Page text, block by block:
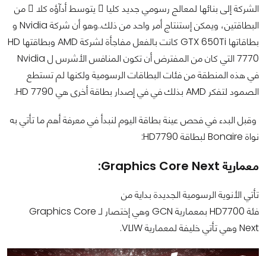
الشركة إلى بنائها لمعالج رسومي جديد كليا ً يتوسط أدآؤه كلا ً من
البطاقتين، ويمكن إستنتاج أمر واحد من ذلك..وهو أن شركة Nvidia و
بطاقاتها GTX 650Ti كانت بالفعل مفاجأة لشركة AMD وبطاقتها HD
7770 التي كان من المفترض أن تكون المنافس الأشرس ل Nvidia
في هذه المنطقة من فئات البطاقات الرسومية ولكنها لم تستطع
الصمود لتفكر AMD بذلك في في إصدار بطاقة أخرى هي HD 7790.
وقبل البدء في فحص عينة بطاقة اليوم لنبدأ في معرفة أهم ما تأتي به
نواة Bonaire لبطاقة HD7790:
معمارية Graphics Core Next:
تأتي الأنوية الرسومية الجديدة بداية من
فئة HD7700 بمعمارية GCN وهي إختصار لـGraphics Core
Next وهي تأتي خليفة لمعماريةVLIW
.